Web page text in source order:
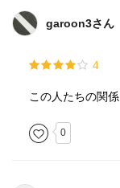
garoon3さん
4
この人たちの関
0